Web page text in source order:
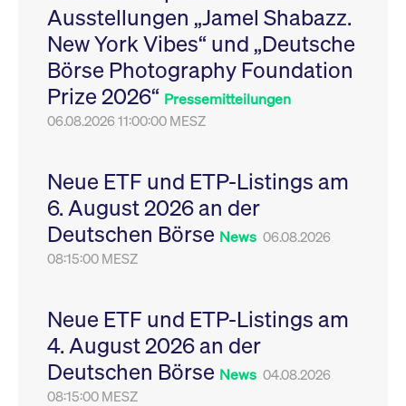
Ausstellungen „Jamel Shabazz.
New York Vibes“ und „Deutsche
Börse Photography Foundation
Prize 2026“ Pressemitteilungen
06.08.2026 11:00:00 MESZ
Neue ETF und ETP-Listings am
6. August 2026 an der
Deutschen Börse News 06.08.2026
08:15:00 MESZ
Neue ETF und ETP-Listings am
4. August 2026 an der
Deutschen Börse News 04.08.2026
08:15:00 MESZ
Leistung der Website
zu messen. Es handelt
sich um ein Muster-
Cookie, bei dem auf
das Präfix _pk_ses
eine kurze Reihe von
VISITOR_PRIVACY_METADATA
YouTube
.youtube.com
6
Monate
Dieses Cookie dient
Speicherung der
Einwilligungs- und
des Nutzers für ihre
Interaktion mit der
Sitzungen geehrt